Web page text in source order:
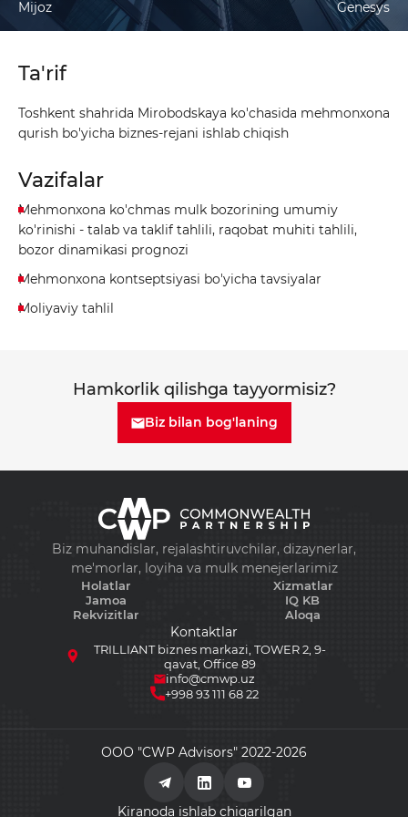
Mijoz Genesys
Ta'rif
Toshkent shahrida Mirobodskaya ko'chasida mehmonxona
qurish bo'yicha biznes-rejani ishlab chiqish
Vazifalar
Mehmonxona ko'chmas mulk bozorining umumiy
ko'rinishi - talab va taklif tahlili, raqobat muhiti tahlili,
bozor dinamikasi prognozi
Mehmonxona kontseptsiyasi bo'yicha tavsiyalar
Moliyaviy tahlil
Hamkorlik qilishga tayyormisiz?
Biz bilan bog'laning
Yuborish
+998 93 111 68 22
info@cmwp.uz
TRILLIANT biznes markazi, TOWER 2, 9-
Biz muhandislar, rejalashtiruvchilar, dizaynerlar,
me'morlar, loyiha va mulk menejerlarimiz
Holatlar
Jamoa
Rekvizitlar
Xizmatlar
IQ KB
Aloqa
Kontaktlar
TRILLIANT biznes markazi, TOWER 2, 9-
qavat, Office 89
info@cmwp.uz
+998 93 111 68 22
ООО "CWP Advisors" 2022-2026
Kiranoda ishlab chiqarilgan